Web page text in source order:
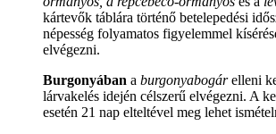
kártevők táblára történő betelepedési
népesség folyamatos figyelemmel
elvégezni.
Burgonyában a burgonyabogárelleni
lárvakelés idején célszerű elvégezni. A
esetén 21 nap elteltével meg lehet